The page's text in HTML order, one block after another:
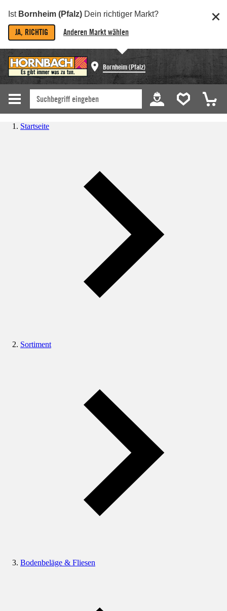
Ist Bornheim (Pfalz) Dein richtiger Markt?
JA, RICHTIG Anderen Markt wählen
Bornheim (Pfalz)
Startseite
Sortiment
Bodenbeläge & Fliesen